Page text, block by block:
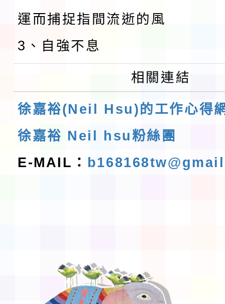
運而捕捉指間流逝的風
3、自強不息
相關連結
徐嘉裕(Neil Hsu)的工作心得
徐嘉裕 Neil hsu粉絲團
E-MAIL：